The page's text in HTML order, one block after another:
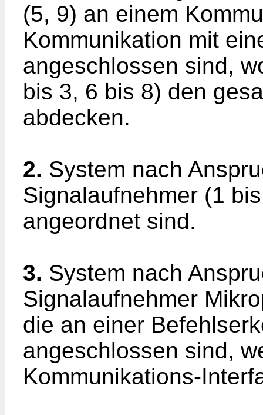
(5, 9) an einem
Kommunikation mit
angeschlossen sind,
bis 3, 6 bis 8) den
abdecken.
2. System nach
Signalaufnehmer (1
angeordnet sind.
3. System nach
Signalaufnehmer
die an einer
angeschlossen sind,
Kommunikations-